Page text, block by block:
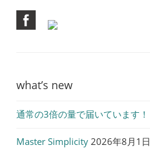
ビ
ョ
ン
what’s new
通常の3倍の量で届いています！
Master Simplicity 2026年8月1日